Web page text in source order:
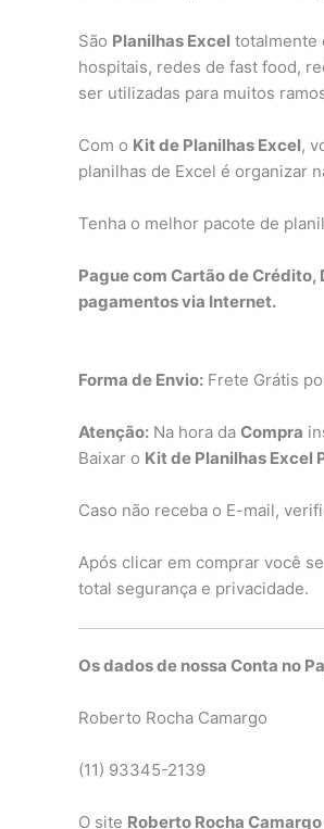
São Planilhas Excel totalmente
hospitais, redes de fast food,
ser utilizadas para muitos
Com o Kit de Planilhas Excel,
planilhas de Excel é organizar
Tenha o melhor pacote de
Pague com Cartão de
pagamentos via Internet.
Forma de Envio: Frete Grátis
Atenção: Na hora da Compra
Baixar o Kit de Planilhas Excel
Caso não receba o E-mail,
Após clicar em comprar você
total segurança e privacidade.
Os dados de nossa Conta no
Roberto Rocha Camargo
(11) 93345-2139
O site Roberto Rocha Camargo